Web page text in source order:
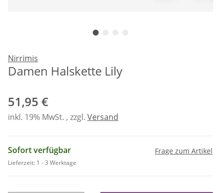
Nirrimis
Damen Halskette Lily
51,95 €
inkl. 19% MwSt. , zzgl. Versand
Sofort verfügbar
Lieferzeit: 1 - 3 Werktage
Frage zum Artikel